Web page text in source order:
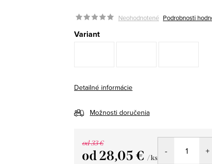
Neohodnotené Podrobnosti
Variant
Detailné informácie
Možnosti doručenia
od 33 €
od28,05 € / ks